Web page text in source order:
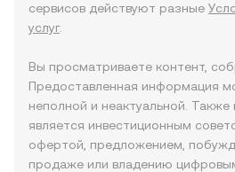
сервисов действуют разные
услуг.
Вы просматриваете контент,
Предоставленная информация
неполной и неактуальной.
является инвестиционным
офертой, предложением,
продаже или владению